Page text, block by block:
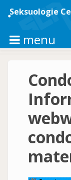
naar
gaan
Seksuologie
menu